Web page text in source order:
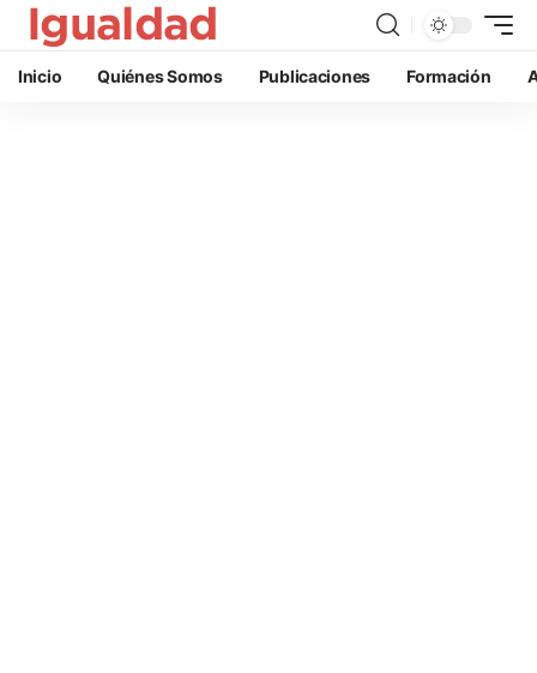
Inicio Quiénes Somos Publicaciones Formación